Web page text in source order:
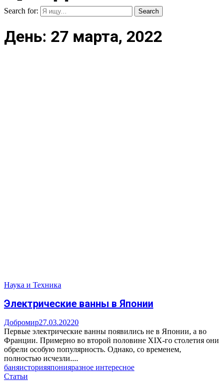
Search for: Search
День: 27 марта, 2022
Наука и Техника
Электрические ванны в Японии
Добромир27.03.20220
Первые электрические ванны появились не в Японии, а во
Франции. Примерно во второй половине XIX-го столетия они
обрели особую популярность. Однако, со временем,
полностью исчезли....
баняисторияяпонияразное интересное
Статьи